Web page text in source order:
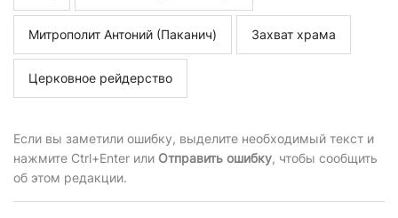
Митрополит Антоний (Паканич) Захват храма
Церковное рейдерство
Если вы заметили ошибку, выделите необходимый текст и
нажмите Ctrl+Enter или Отправить ошибку, чтобы сообщить
об этом редакции.